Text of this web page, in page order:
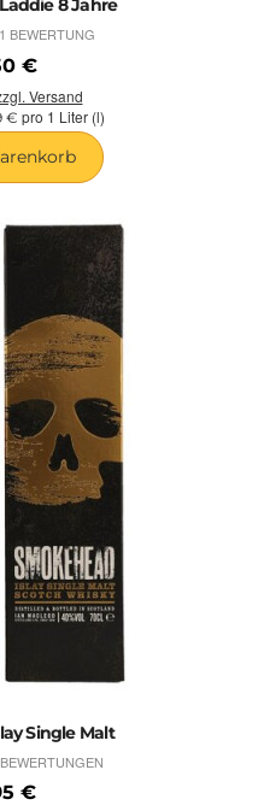
8 Jahre
1 BEWERTUNG
€
Versand
€ pro 1 Liter (l)
Single Malt
€